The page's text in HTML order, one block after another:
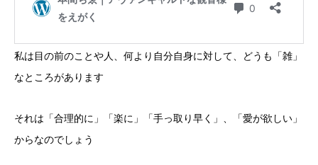
私は目の前のことや人、何より自分自身に対して、どうも「雑」
なところがあります
それは「合理的に」「楽に」「手っ取り早く」、「愛が欲しい」
からなのでしょう